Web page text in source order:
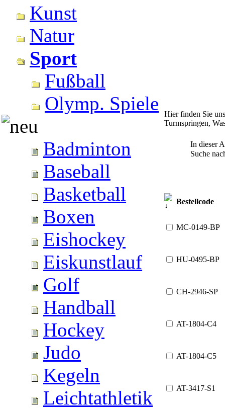
Kunst
Natur
Sport
Fußball
Olymp. Spiele
Badminton
Baseball
Basketball
Boxen
Eishockey
Eiskunstlauf
Golf
Handball
Hockey
Judo
Kegeln
Leichtathletik
Hier finden Sie
Turmspringen,
In dieser
Suche
Bestellcode
MC-0149-BP
HU-0495-BP
CH-2946-SP
AT-1804-C4
AT-1804-C5
AT-3417-S1